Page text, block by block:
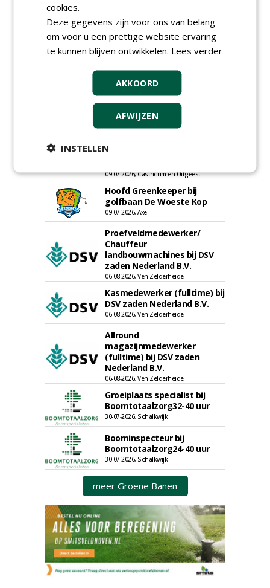
Hoofdgreenkeeper (m/v)
Golfbaan KralingenOosthoek
groepRotterdam
Sportvelden bij
09-07-2026, Castricum en Uitgeest
Hoofd Greenkeeper bij
golfbaan De Woeste Kop
09-07-2026, Axel
Proefveldmedewerker/
Chauffeur
landbouwmachines bij DSV
zaden Nederland B.V.
06-08-2026, Ven-Zelderheide
Kasmedewerker (fulltime) bij
DSV zaden Nederland B.V.
06-08-2026, Ven-Zelderheide
Allround
magazijnmedewerker
(fulltime) bij DSV zaden
Nederland B.V.
06-08-2026, Ven Zelderheide
Groeiplaats specialist bij
Boomtotaalzorg32-40 uur
30-07-2026, Schalkwijk
Boominspecteur bij
Boomtotaalzorg24-40 uur
30-07-2026, Schalkwijk
meer Groene Banen
cookies.
Deze gegevens zijn voor ons van belang
om voor u een prettige website ervaring
te kunnen blijven ontwikkelen. Lees verder
AKKOORD
AFWIJZEN
INSTELLEN